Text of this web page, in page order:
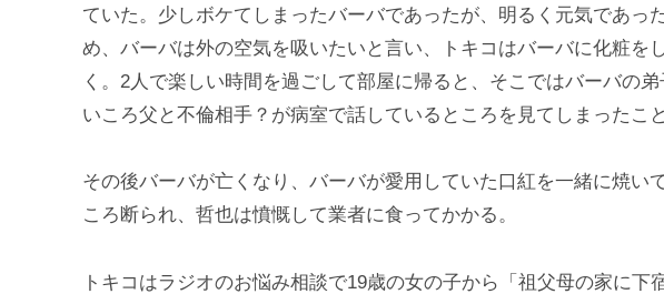
ていた。少しボケてしまったバーバであったが、明るく元気であっ
め、バーバは外の空気を吸いたいと言い、トキコはバーバに化粧を
く。2人で楽しい時間を過ごして部屋に帰ると、そこではバーバの
いころ父と不倫相手？が病室で話しているところを見てしまったこ
その後バーバが亡くなり、バーバが愛用していた口紅を一緒に焼い
ころ断られ、哲也は憤慨して業者に食ってかかる。
トキコはラジオのお悩み相談で19歳の女の子から「祖父母の家に下